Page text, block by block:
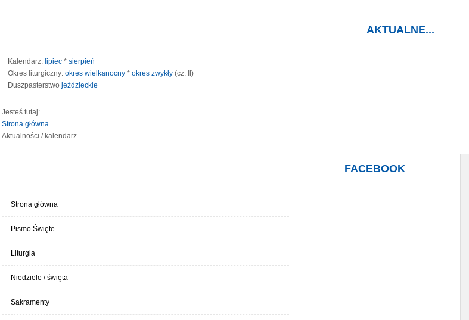
AKTUALNE...
Kalendarz: lipiec * sierpień
Okres liturgiczny: okres wielkanocny * okres zwykły (cz. II)
Duszpasterstwo jeździeckie
Jesteś tutaj:
Strona główna
Aktualności / kalendarz
Strona główna
Pismo Święte
Liturgia
Niedziele / święta
Sakramenty
FACEBOOK